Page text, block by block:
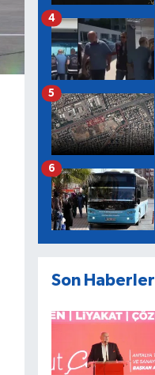
4
5
6
Son Haberler